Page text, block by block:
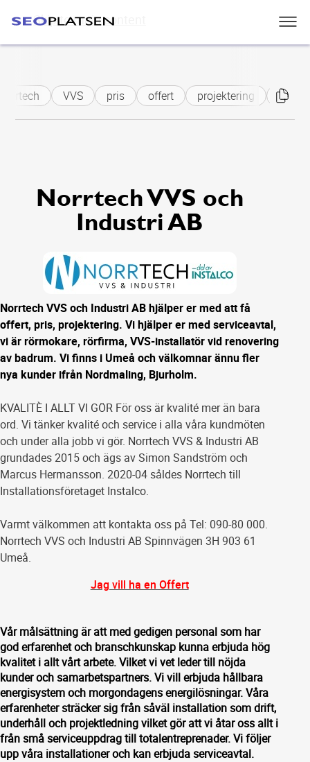
Skip to main content
VVS pris offert projektering
Norrtech VVS och
Industri AB
Norrtech VVS och Industri AB hjälper er med att få
offert, pris, projektering. Vi hjälper er med serviceavtal,
vi är rörmokare, rörfirma, VVS-installatör vid renovering
av badrum. Vi finns i Umeå och välkomnar ännu fler
nya kunder ifrån Nordmaling, Bjurholm.
KVALITÈ I ALLT VI GÖR För oss är kvalité mer än bara
ord. Vi tänker kvalité och service i alla våra kundmöten
och under alla jobb vi gör. Norrtech VVS & Industri AB
grundades 2015 och ägs av Simon Sandström och
Marcus Hermansson. 2020-04 såldes Norrtech till
Installationsföretaget Instalco.
Varmt välkommen att kontakta oss på Tel: 090-80 000.
Norrtech VVS och Industri AB Spinnvägen 3H 903 61
Umeå.
Jag vill ha en Offert
Vår målsättning är att med gedigen personal som har
god erfarenhet och branschkunskap kunna erbjuda hög
kvalitet i allt vårt arbete. Vilket vi vet leder till nöjda
kunder och samarbetspartners. Vi vill erbjuda hållbara
energisystem och morgondagens energilösningar. Våra
erfarenheter sträcker sig från såväl installation som drift,
underhåll och projektledning vilket gör att vi åtar oss allt i
från små serviceuppdrag till totalentreprenader. Vi följer
upp våra installationer och kan erbjuda serviceavtal.